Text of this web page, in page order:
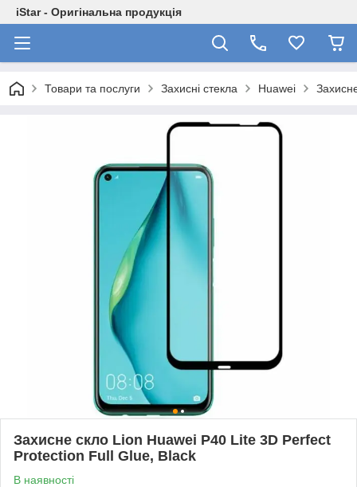
iStar - Оригінальна продукція
Товари та послуги Захисні стекла Huawei
Захисне скло Lion Huawei P40 Lite 3D Perfect
Protection Full Glue, Black
В наявності